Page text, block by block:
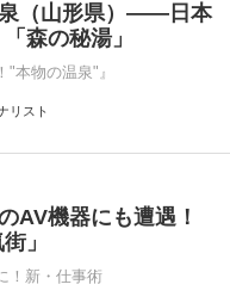
（山形県）――日本
森の秘湯」
本物の温泉"』
リスト
AV機器にも遭遇！
」
！新・仕事術